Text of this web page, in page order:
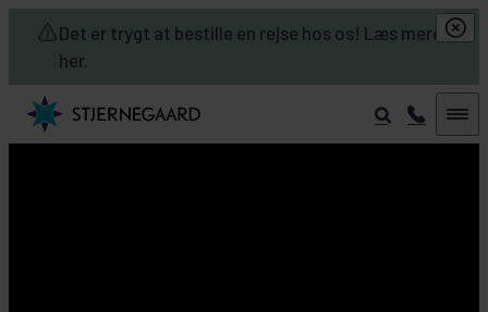
Det er trygt at bestille en rejse hos os! Læs mere
her.
Skip to main content